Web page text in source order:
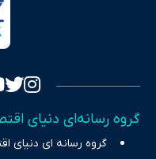
سرمایه‌گذاری، تجارت و
به اصول «انصاف، امانت و
تصویری شفاف از واقعیت‌های
چالش‌های فقر و بیکاری را
نیازهای خبری مخاطبان در
گروه رسانه‌ای دنیای
گروه رسانه ای دنیای